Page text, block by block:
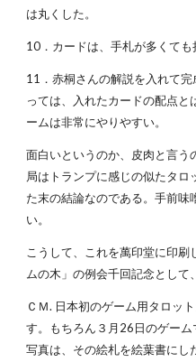
は丸くした。
10．カードは、手札が多くても
11．赤桐さんの解説を入れて
っては、入れたカードの配点
ームは非常にやりやすい。
面白いというのか、皮肉と言う
局はトランプに感じの似たタロ
た末の結論なのである。手前味
い。
こうして、これを萬印堂に印
ムの木」の例会千回記念として
ＣＭ. 日本初のゲーム用タロッ
す。もちろん３月26日のゲー
写真は、その絵札を絵葉書にし